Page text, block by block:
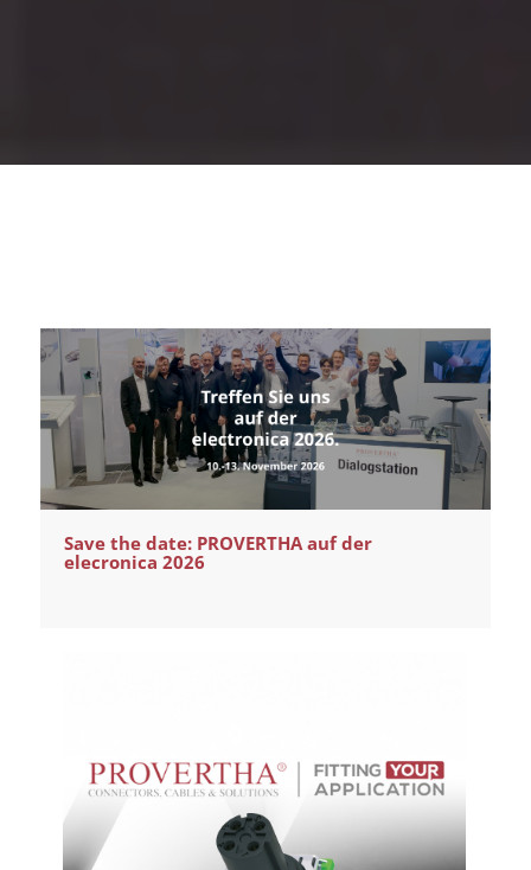
Save the date: PROVERTHA auf der
elecronica 2026